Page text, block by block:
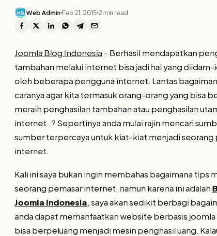
Web Admin Feb 21, 2015 2 min read
Joomla Blog Indonesia – Berhasil mendapatkan
tambahan melalui internet bisa jadi hal yang
oleh beberapa pengguna internet. Lantas
caranya agar kita termasuk orang-orang yang bisa
meraih penghasilan tambahan atau penghasilan
internet..? Sepertinya anda mulai rajin mencari
sumber terpercaya untuk kiat-kiat menjadi seorang
internet.
Kali ini saya bukan ingin membahas bagaimana tips
seorang pemasar internet, namun karena ini adalah
Joomla Indonesia, saya akan sedikit berbagi
anda dapat memanfaatkan website berbasis joomla
bisa berpeluang menjadi mesin penghasil uang.